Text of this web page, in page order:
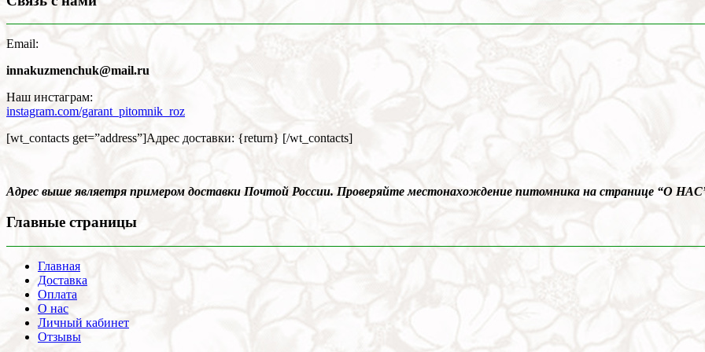
Email:
innakuzmenchuk@mail.ru
Наш инстаграм:
instagram.com/garant_pitomnik_roz
[wt_contacts get=”address”]Адрес доставки: {return} [/wt_contacts]
Адрес выше являетря примером доставки Почтой России. Проверяйте местонахождение питомника на странице “О
Главные страницы
Главная
Доставка
Оплата
О нас
Личный кабинет
Отзывы